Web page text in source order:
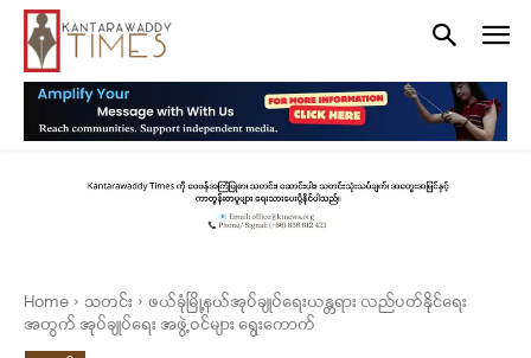
Home သတင်း
ဖယ်ခုံမြို့နယ်အုပ်ချုပ်ရေးယန္တရား လည်ပတ်နိုင်ရေး
အတွက် အုပ်ချုပ်ရေး အဖွဲ့ဝင်များ ရွေးကောက်